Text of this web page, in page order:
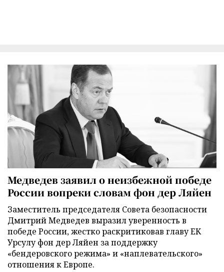
Медведев заявил о неизбежной победе
России вопреки словам фон дер Ляйен
Заместитель председателя Совета безопасности
Дмитрий Медведев выразил уверенность в
победе России, жестко раскритиковав главу ЕК
Урсулу фон дер Ляйен за поддержку
«бендеровского режима» и «наплевательского»
отношения к Европе.